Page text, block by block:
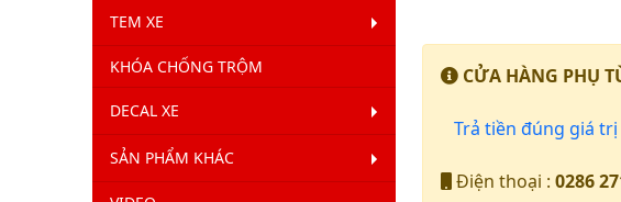
TEM XE
KHÓA CHỐNG TRỘM
DECAL XE
SẢN PHẨM KHÁC
CỬA HÀNG PHỤ
Trả tiền đúng giá trị
Điện thoại : 0286